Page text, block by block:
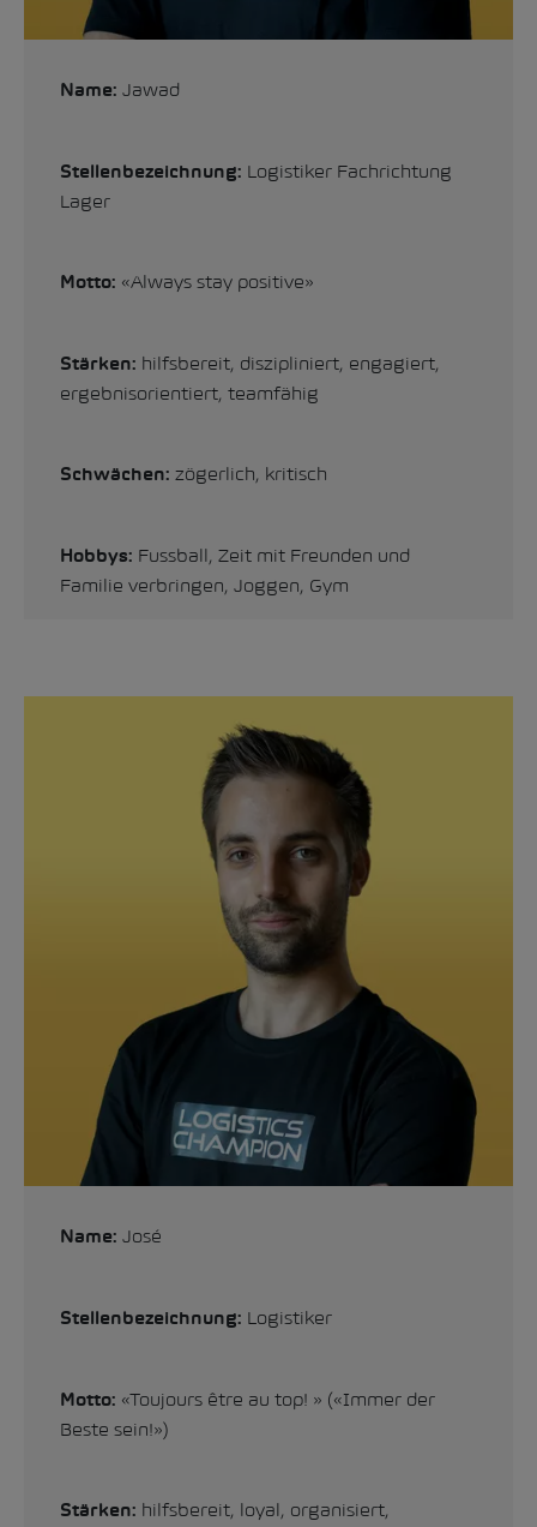
Name: Jawad
Stellenbezeichnung: Logistiker Fachrichtung
Lager
Motto: «Always stay positive»
Stärken: hilfsbereit, diszipliniert, engagiert,
ergebnisorientiert, teamfähig
Schwächen: zögerlich, kritisch
Hobbys: Fussball, Zeit mit Freunden und
Familie verbringen, Joggen, Gym
Name: José
Stellenbezeichnung: Logistiker
Motto: «Toujours être au top! » («Immer der
Beste sein!»)
Stärken: hilfsbereit, loyal, organisiert,